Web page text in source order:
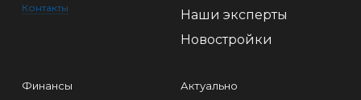
Контакты
Наши эксперты
Новостройки
Финансы
Актуально